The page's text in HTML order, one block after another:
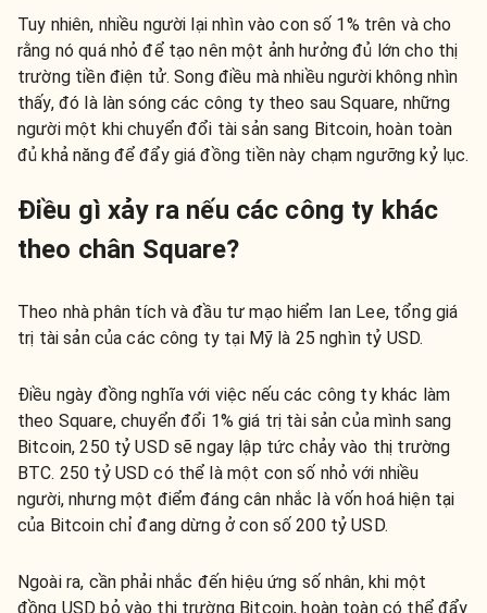
Tuy nhiên, nhiều người lại nhìn vào con số 1% trên và cho
rằng nó quá nhỏ để tạo nên một ảnh hưởng đủ lớn cho thị
trường tiền điện tử. Song điều mà nhiều người không nhìn
thấy, đó là làn sóng các công ty theo sau Square, những
người một khi chuyển đổi tài sản sang Bitcoin, hoàn toàn
đủ khả năng để đẩy giá đồng tiền này chạm ngưỡng kỷ lục.
Điều gì xảy ra nếu các công ty khác
theo chân Square?
Theo nhà phân tích và đầu tư mạo hiểm Ian Lee, tổng giá
trị tài sản của các công ty tại Mỹ là 25 nghìn tỷ USD.
Điều ngày đồng nghĩa với việc nếu các công ty khác làm
theo Square, chuyển đổi 1% giá trị tài sản của mình sang
Bitcoin, 250 tỷ USD sẽ ngay lập tức chảy vào thị trường
BTC. 250 tỷ USD có thể là một con số nhỏ với nhiều
người, nhưng một điểm đáng cân nhắc là vốn hoá hiện tại
của Bitcoin chỉ đang dừng ở con số 200 tỷ USD.
Ngoài ra, cần phải nhắc đến hiệu ứng số nhân, khi một
đồng USD bỏ vào thị trường Bitcoin, hoàn toàn có thể đẩy